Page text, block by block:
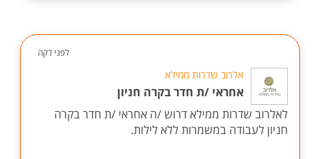
לפני דקה
אלרוב שדרות ממילא
אחראי /ת חדר בקרה חניון
לאלרוב שדרות ממילא דרוש /ה אחראי /ת חדר בקרה
חניון לעבודה במשמרות ללא לילות.